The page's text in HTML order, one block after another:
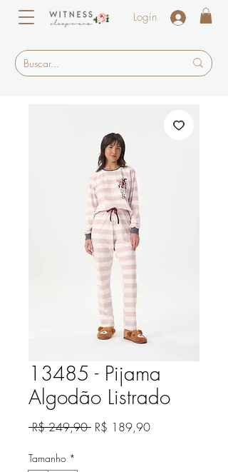
Login
13485 - Pijama
Algodão Listrado
R$ 249,90 Preço
R$ 189,90Preço
Tamanho *